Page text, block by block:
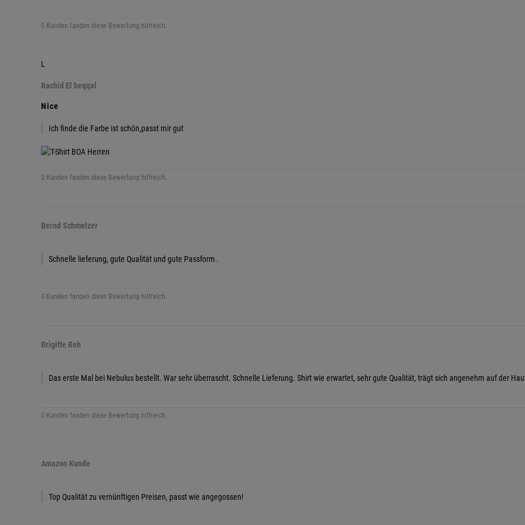
0 Kunden fanden diese Bewertung hilfreich.
L
Rachid El beqqal
Nice
Ich finde die Farbe ist schön,passt mir gut
0 Kunden fanden diese Bewertung hilfreich.
Bernd Schmelzer
Schnelle lieferung, gute Qualität und gute Passform.
0 Kunden fanden diese Bewertung hilfreich.
Brigitte Reh
Das erste Mal bei Nebulus bestellt. War sehr überrascht. Schnelle Lieferung. Shirt wie erwartet, sehr gute Qualität, trägt sich angenehm auf der
0 Kunden fanden diese Bewertung hilfreich.
Amazon Kunde
Top Qualität zu vernünftigen Preisen, passt wie angegossen!